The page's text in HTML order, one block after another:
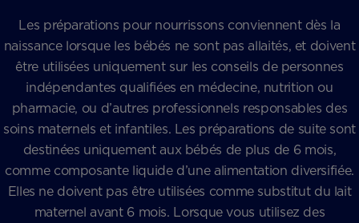
Les préparations pour nourrissons conviennent dès la
naissance lorsque les bébés ne sont pas allaités, et doivent
être utilisées uniquement sur les conseils de personnes
indépendantes qualifiées en médecine, nutrition ou
pharmacie, ou d’autres professionnels responsables des
soins maternels et infantiles. Les préparations de suite sont
destinées uniquement aux bébés de plus de 6 mois,
comme composante liquide d’une alimentation diversifiée.
Elles ne doivent pas être utilisées comme substitut du lait
maternel avant 6 mois. Lorsque vous utilisez des